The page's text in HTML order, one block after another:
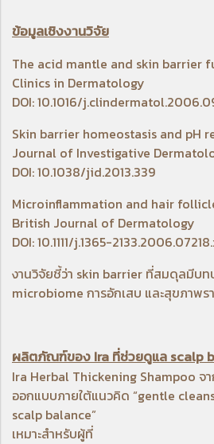
ข้อมูลเชิงงานวิจัย
The acid mantle and skin barrier
Clinics in Dermatology
DOI: 10.1016/
Skin barrier homeostasis and pH
Journal of Investigative
DOI: 10.1038/jid.2013.339
Microinflammation and hair
British Journal of Dermatology
DOI: 10.1111/j.1365-
งานวิจัยชี้ว่า skin barrier ที่สมดุลมีบ
microbiome การอักเสบ และสุขภาพร
ผลิตภัณฑ์ของ Ira ที่ช่วยดูแล scalp
Ira Herbal Thickening Shampoo จ
ออกแบบภายใต้แนวคิด “gentle
scalp balance”
เหมาะสำหรับผู้ที่